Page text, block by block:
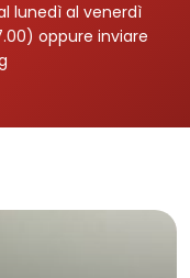
lunedì al venerdì
oppure inviare